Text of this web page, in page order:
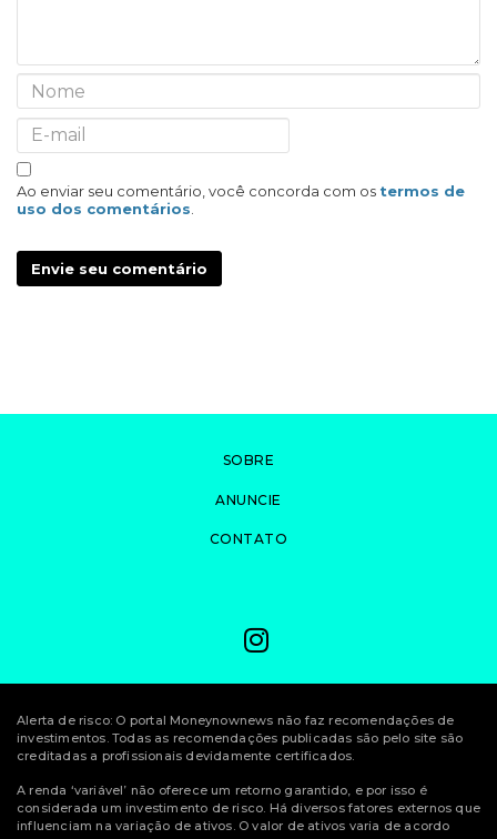
Ao enviar seu comentário, você concorda com os termos de
uso dos comentários.
Envie seu comentário
SOBRE
ANUNCIE
CONTATO
Alerta de risco: O portal Moneynownews não faz recomendações de
investimentos. Todas as recomendações publicadas são pelo site são
creditadas a profissionais devidamente certificados.
A renda ‘variável’ não oferece um retorno garantido, e por isso é
considerada um investimento de risco. Há diversos fatores externos que
influenciam na variação de ativos. O valor de ativos varia de acordo